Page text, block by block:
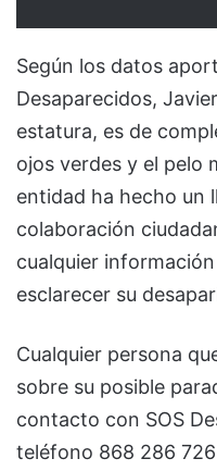
Según los datos
Desaparecidos,
estatura, es de
ojos verdes y el pelo
entidad ha hecho un
colaboración
cualquier
esclarecer su
Cualquier persona
sobre su posible
contacto con SOS
teléfono 868 286